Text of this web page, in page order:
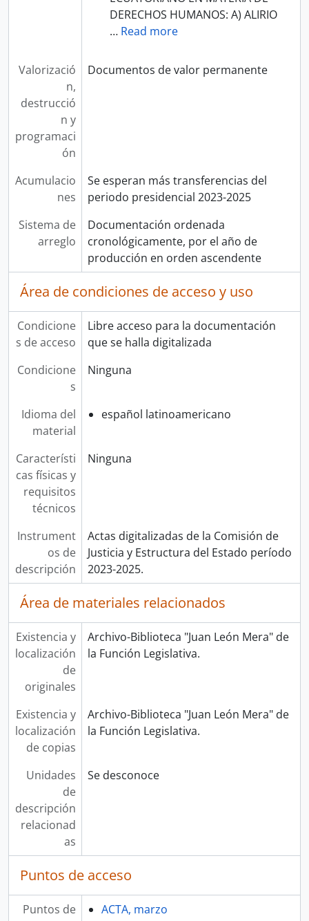
DERECHOS HUMANOS: A) ALIRIO
… Read more
Valorizació
n,
destrucció
n y
programaci
ón
Documentos de valor permanente
Acumulacio
nes
Se esperan más transferencias del
periodo presidencial 2023-2025
Sistema de
arreglo
Documentación ordenada
cronológicamente, por el año de
producción en orden ascendente
Área de condiciones de acceso y uso
Condicione
s de acceso
Libre acceso para la documentación
que se halla digitalizada
Condicione
s
Ninguna
Idioma del
material
español latinoamericano
Característi
cas físicas y
requisitos
técnicos
Ninguna
Instrument
os de
descripción
Actas digitalizadas de la Comisión de
Justicia y Estructura del Estado período
2023-2025.
Área de materiales relacionados
Existencia y
localización
de
originales
Archivo-Biblioteca "Juan León Mera" de
la Función Legislativa.
Existencia y
localización
de copias
Archivo-Biblioteca "Juan León Mera" de
la Función Legislativa.
Unidades
de
descripción
relacionad
as
Se desconoce
Puntos de acceso
Puntos de
ACTA, marzo